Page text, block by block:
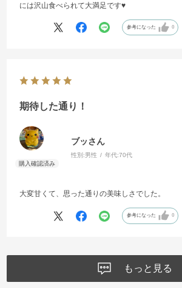
には沢山食べられて大満足です♥
参考になった 0
期待した通り！
ブッさん
性別:男性 年代:70代
大変甘くて、思った通りの美味しさでした。
参考になった 0
もっと見る